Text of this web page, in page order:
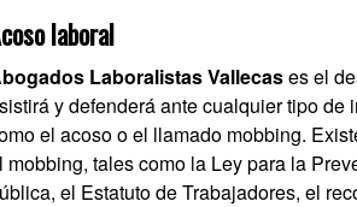
laboral
Laboralistas Vallecases el
y defenderá ante cualquier tipo
el acoso o el llamado mobbing.
mobbing, tales como la Ley para la
el Estatuto de Trabajadores, el